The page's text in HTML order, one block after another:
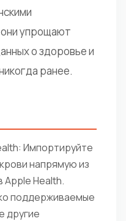
упрощают
о здоровье и
ранее.
Импортируйте
напрямую из
Apple Health.
поддерживаемые
другие